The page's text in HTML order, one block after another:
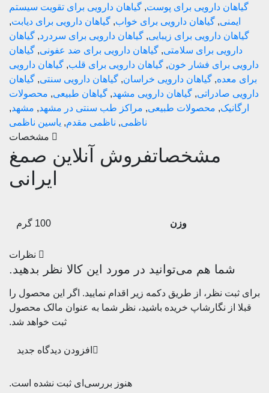
دارویی برای پوست ,گیاهان دارویی برای تقویت سیستم
گیاهان دارویی برای خواب, گیاهان دارویی برای دیابت,
دارویی برای زیبایی گیاهان دارویی برای سردرد ,گیاهان
برای سلامتی,گیاهان دارویی برای ضد عفونی,گیاهان
برای فشار خون,گیاهان دارویی برای قلب ,گیاهان دارویی
, گیاهان دارویی خراسان , گیاهان دارویی سنتی ,گیاهان
, گیاهان دارویی مشهد,گیاهان طبیعی,محصولات
محصولات طبیعی,مراکز طب سنتی در مشهد ,مشهد,
ناظمی مقدم,یاسین ناظمی
مشخصات
مشخصاتفروش آنلاین صمغ
ایرانی
هم می‌توانید در مورد این کالا نظر بدهید.
نظر، از طریق دکمه زیر اقدام نمایید. اگر این محصول را
نگارشاپ خریده باشید، نظر شما به عنوان مالک محصول
ثبت خواهد شد.
افزودن دیدگاه جدید
هنوز بررسی‌ای ثبت نشده است.